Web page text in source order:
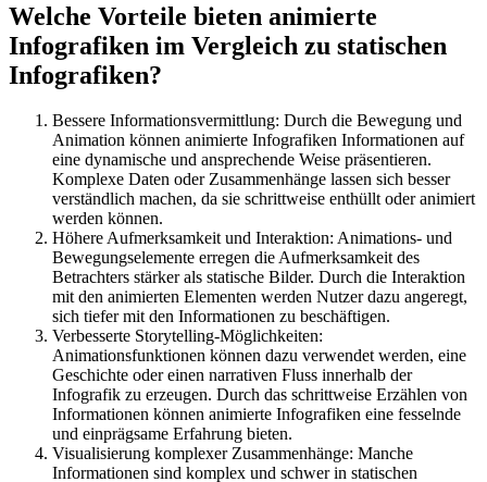
Welche Vorteile bieten animierte
Infografiken im Vergleich zu statischen
Infografiken?
Bessere Informationsvermittlung: Durch die Bewegung und
Animation können animierte Infografiken Informationen auf
eine dynamische und ansprechende Weise präsentieren.
Komplexe Daten oder Zusammenhänge lassen sich besser
verständlich machen, da sie schrittweise enthüllt oder animiert
werden können.
Höhere Aufmerksamkeit und Interaktion: Animations- und
Bewegungselemente erregen die Aufmerksamkeit des
Betrachters stärker als statische Bilder. Durch die Interaktion
mit den animierten Elementen werden Nutzer dazu angeregt,
sich tiefer mit den Informationen zu beschäftigen.
Verbesserte Storytelling-Möglichkeiten:
Animationsfunktionen können dazu verwendet werden, eine
Geschichte oder einen narrativen Fluss innerhalb der
Infografik zu erzeugen. Durch das schrittweise Erzählen von
Informationen können animierte Infografiken eine fesselnde
und einprägsame Erfahrung bieten.
Visualisierung komplexer Zusammenhänge: Manche
Informationen sind komplex und schwer in statischen